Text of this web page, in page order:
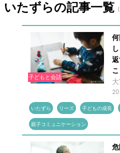
いたずらの記事一覧
子どもと会話
いたずら リーズ 子どもの成長
親子コミュニケーション